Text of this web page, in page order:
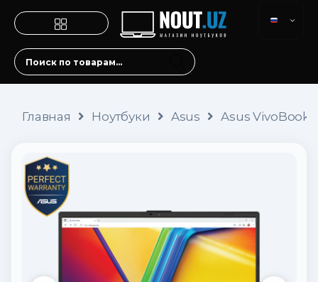
Главная Ноутбуки Asus Asus VivoBook